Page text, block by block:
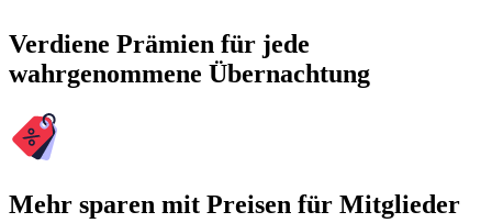
Verdiene Prämien für jede
wahrgenommene Übernachtung
Mehr sparen mit Preisen für Mitglieder